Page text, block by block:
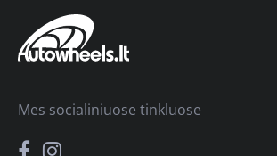
Mes socialiniuose tinkluose